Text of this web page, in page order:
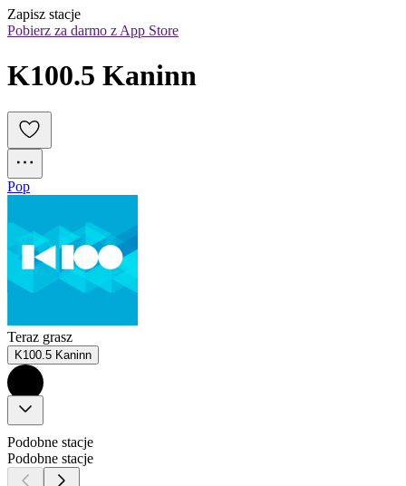
Zapisz stacje
Pobierz za darmo z App Store
K100.5 Kaninn
Pop
Teraz grasz
K100.5 Kaninn
Podobne stacje
Podobne stacje